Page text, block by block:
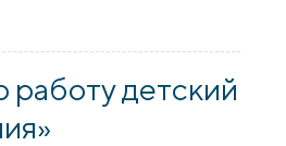
храме г.Гродно
работу детский